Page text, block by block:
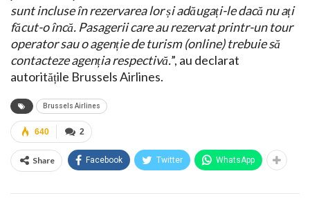
sunt incluse în rezervarea lor și adăugați-le dacă nu ați
făcut-o încă. Pasagerii care au rezervat printr-un tour
operator sau o agenție de turism (online) trebuie să
contacteze agenția respectivă.”, au declarat
autoritățile Brussels Airlines.
Brussels Airlines
2
640
Share Facebook Twitter WhatsApp